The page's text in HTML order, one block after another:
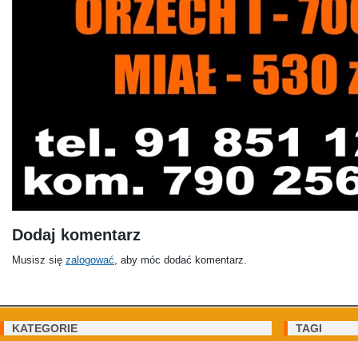
Dodaj komentarz
Musisz się zalogować , aby móc dodać komentarz.
KATEGORIE TAGI